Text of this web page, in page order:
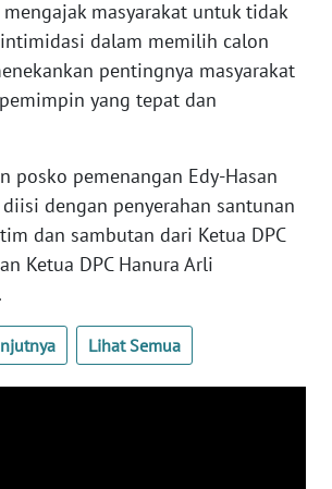
mengajak masyarakat untuk tidak
dalam memilih calon
pentingnya masyarakat
yang tepat dan
posko pemenangan Edy-Hasan
dengan penyerahan santunan
dan sambutan dari Ketua DPC
Ketua DPC Hanura Arli
Lihat Semua